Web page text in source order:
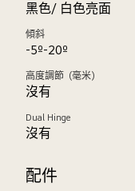
黑色/ 白色亮面
傾斜
-5º-20º
高度調節（毫米）
沒有
Dual Hinge
沒有
配件